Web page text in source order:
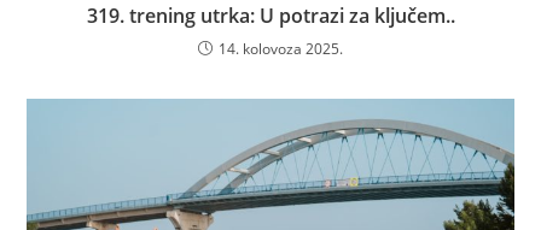
319. trening utrka: U potrazi za ključem..
14. kolovoza 2025.